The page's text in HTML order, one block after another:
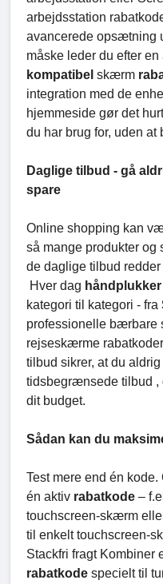
arbejdsstation
avancerede opsætning
måske leder du efter en
kompatibel skærm
integration med de
hjemmeside gør det
du har brug for, uden at
Daglige tilbud - gå
spare
Online shopping kan
så mange produkter og
de daglige tilbud redder
Hver dag håndplukker
kategori til kategori - fra
professionelle bærbare
rejseskærme
tilbud sikrer, at du
tidsbegrænsede tilbud ,
dit budget.
Sådan kan du
Test mere end én
én aktiv rabatkode –
touchscreen-skærm
til enkelt touchscreen-
Stackfri fragt Kombiner
rabatkode specielt til